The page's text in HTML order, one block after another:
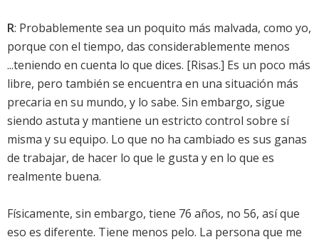
R: Probablemente sea un poquito más malvada, como yo,
porque con el tiempo, das considerablemente menos
...teniendo en cuenta lo que dices. [Risas.] Es un poco más
libre, pero también se encuentra en una situación más
precaria en su mundo, y lo sabe. Sin embargo, sigue
siendo astuta y mantiene un estricto control sobre sí
misma y su equipo. Lo que no ha cambiado es sus ganas
de trabajar, de hacer lo que le gusta y en lo que es
realmente buena.
Físicamente, sin embargo, tiene 76 años, no 56, así que
eso es diferente. Tiene menos pelo. La persona que me